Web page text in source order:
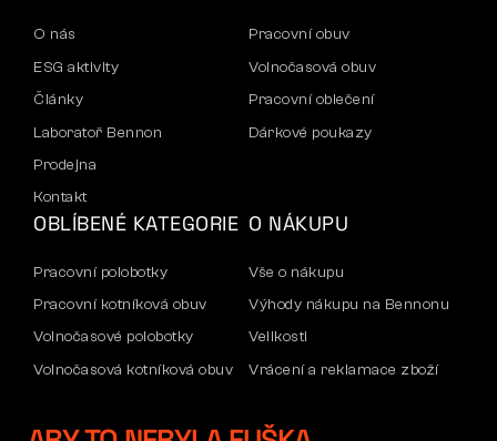
O nás
ESG aktivity
Články
Laboratoř Bennon
Prodejna
Kontakt
Pracovní obuv
Volnočasová obuv
Pracovní oblečení
Dárkové poukazy
OBLÍBENÉ KATEGORIE
Pracovní polobotky
Pracovní kotníková obuv
Volnočasové polobotky
Volnočasová kotníková obuv
Mikiny
O NÁKUPU
Vše o nákupu
Výhody nákupu na Bennonu
Velikosti
Vrácení a reklamace zboží
Firemní účet